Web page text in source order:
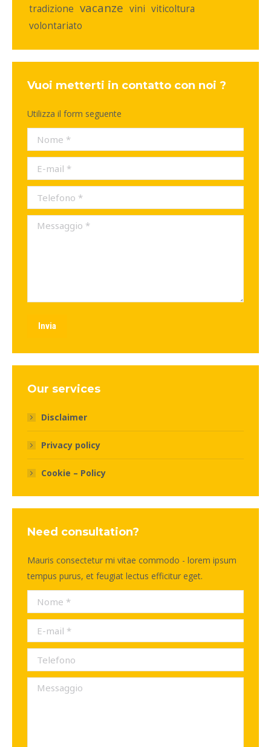
tradizione vacanze vini viticoltura
volontariato
Vuoi metterti in contatto con noi ?
Utilizza il form seguente
Nome *
E-mail *
Telefono *
Messaggio *
Invia
Our services
Disclaimer
Privacy policy
Cookie – Policy
Need consultation?
Mauris consectetur mi vitae commodo - lorem ipsum
tempus purus, et feugiat lectus efficitur eget.
Nome *
E-mail *
Telefono
Messaggio